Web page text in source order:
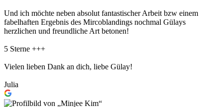
Und ich möchte neben absolut fantastischer Arbeit bzw einem
fabelhaften Ergebnis des Mircoblandings nochmal Gülays
herzlichen und freundliche Art betonen!
5 Sterne +++
Vielen lieben Dank an dich, liebe Gülay!
Julia